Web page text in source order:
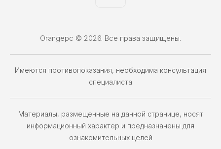
Orangepc © 2026. Все права защищены.
Имеются противопоказания, необходима консультация
специалиста
Материалы, размещенные на данной странице, носят
информационный характер и предназначены для
ознакомительных целей